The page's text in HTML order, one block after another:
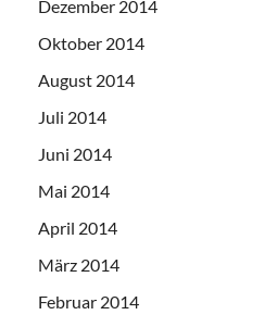
Dezember 2014
Oktober 2014
August 2014
Juli 2014
Juni 2014
Mai 2014
April 2014
März 2014
Februar 2014